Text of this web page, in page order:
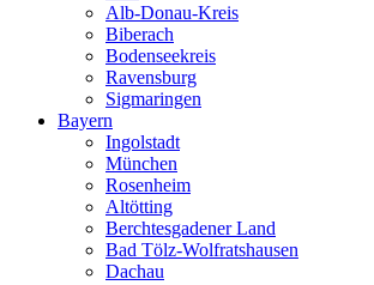
Alb-Donau-Kreis
Biberach
Bodenseekreis
Ravensburg
Sigmaringen
Bayern
Ingolstadt
München
Rosenheim
Altötting
Berchtesgadener Land
Bad Tölz-Wolfratshausen
Dachau